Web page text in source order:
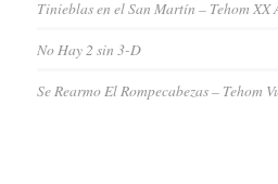
Tinieblas en el San Martín – Tehom XX
No Hay 2 sin 3-D
Se Rearmo El Rompecabezas – Tehom